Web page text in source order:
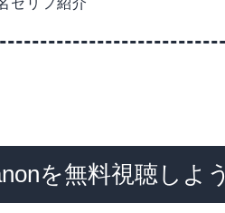
を無料視聴しよう